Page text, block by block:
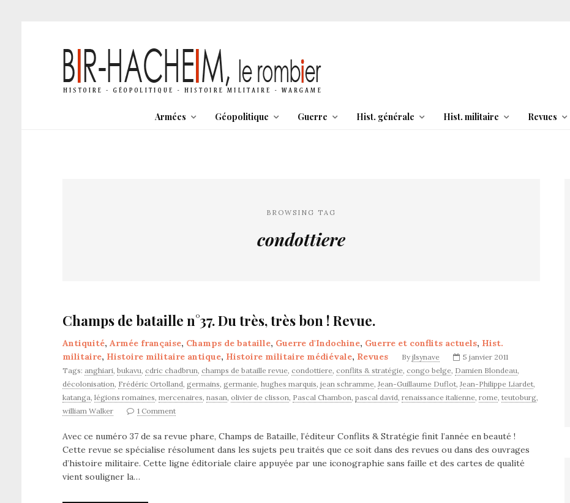
Armées Géopolitique Guerre Hist. générale Hist. militaire Revues
BROWSING TAG
condottiere
Champs de bataille n°37. Du très, très bon ! Revue.
Antiquité, Armée française, Champs de bataille, Guerre d'Indochine, Guerre et conflits actuels, Hist.
militaire, Histoire militaire antique, Histoire militaire médiévale, Revues By jlsynave
5 janvier 2011
Tags: anghiari, bukavu, cdric chadbrun, champs de bataille revue, condottiere, conflits & stratégie, congo belge, Damien Blondeau,
décolonisation, Frédéric Ortolland, germains, germanie, hughes marquis, jean schramme,Jean-Guillaume Duflot,Jean-Philippe Liardet,
katanga, légions romaines, mercenaires, nasan, olivier de clisson, Pascal Chambon, pascal david, renaissance italienne, rome, teutoburg,
william Walker
1 Comment
Avec ce numéro 37 de sa revue phare, Champs de Bataille, l’éditeur Conflits & Stratégie finit l’année en beauté !
Cette revue se spécialise résolument dans les sujets peu traités que ce soit dans des revues ou dans des ouvrages
d’histoire militaire. Cette ligne éditoriale claire appuyée par une iconographie sans faille et des cartes de qualité
vient souligner la…